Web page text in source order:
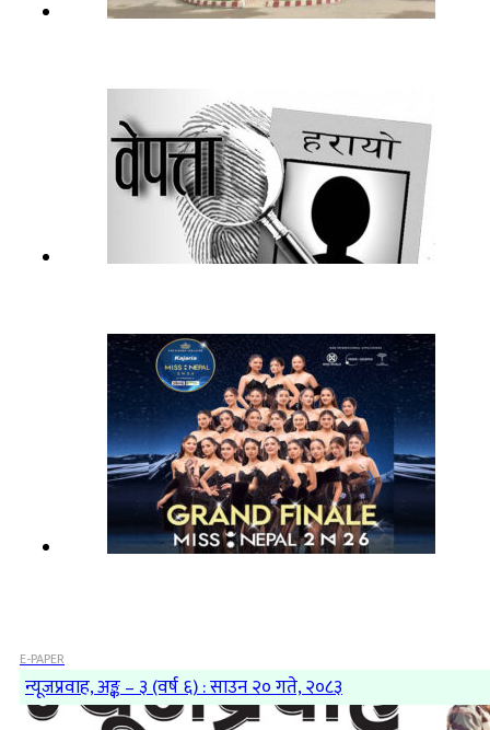
E-PAPER
न्यूजप्रवाह, अङ्क – ३ (वर्ष ६) : साउन २० गते, २०८३